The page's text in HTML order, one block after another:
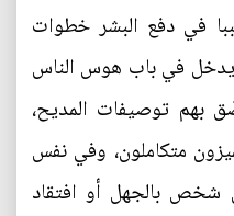
في دفع البشر خطوات
يدخل في باب هوس الناس
بهم توصيفات المديح،
متكاملون، وفي نفس
بالجهل أو افتقاد